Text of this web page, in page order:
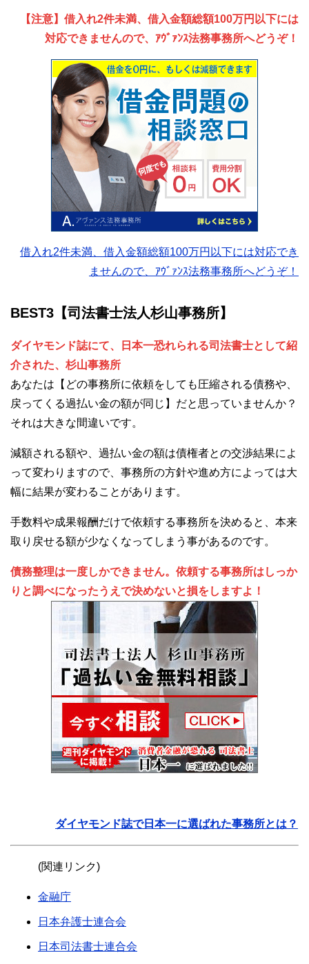
【注意】借入れ2件未満、借入金額総額100万円以下には
対応できませんので、ｱｳﾞｧﾝｽ法務事務所へどうぞ！
借入れ2件未満、借入金額総額100万円以下には対応でき
ませんので、ｱｳﾞｧﾝｽ法務事務所へどうぞ！
BEST3【司法書士法人杉山事務所】
ダイヤモンド誌にて、日本一恐れられる司法書士として紹
介された、杉山事務所
あなたは【どの事務所に依頼をしても圧縮される債務や、
戻ってくる過払い金の額が同じ】だと思っていませんか？
それは大きな間違いです。
減額される額や、過払い金の額は債権者との交渉結果によ
って変わりますので、事務所の方針や進め方によっては大
幅に結果が変わることがあります。
手数料や成果報酬だけで依頼する事務所を決めると、本来
取り戻せる額が少なくなってしまう事があるのです。
債務整理は一度しかできません。依頼する事務所はしっか
りと調べになったうえで決めないと損をしますよ！
ダイヤモンド誌で日本一に選ばれた事務所とは？
(関連リンク)
金融庁
日本弁護士連合会
日本司法書士連合会